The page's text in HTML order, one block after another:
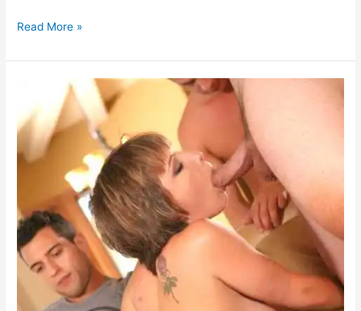
bondhur
choti
বন্ধুর
বৌয়ের
ভোদা
Read More »